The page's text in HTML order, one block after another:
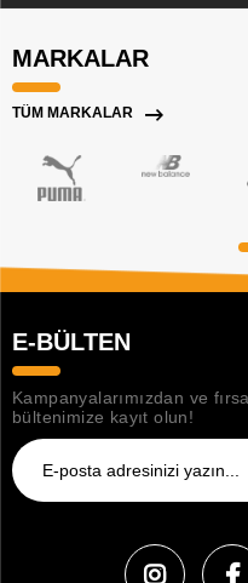
MARKALAR
TÜM MARKALAR
E-BÜLTEN
Kampanyalarımızdan ve
bültenimize kayıt olun!